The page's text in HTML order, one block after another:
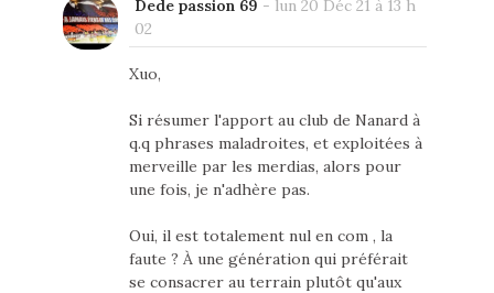
Dede passion 69 - lun 20 Déc 21 à 13 h
02
Xuo,
Si résumer l'apport au club de Nanard à
q.q phrases maladroites, et exploitées à
merveille par les merdias, alors pour
une fois, je n'adhère pas.
Oui, il est totalement nul en com , la
faute ? À une génération qui préférait
se consacrer au terrain plutôt qu'aux